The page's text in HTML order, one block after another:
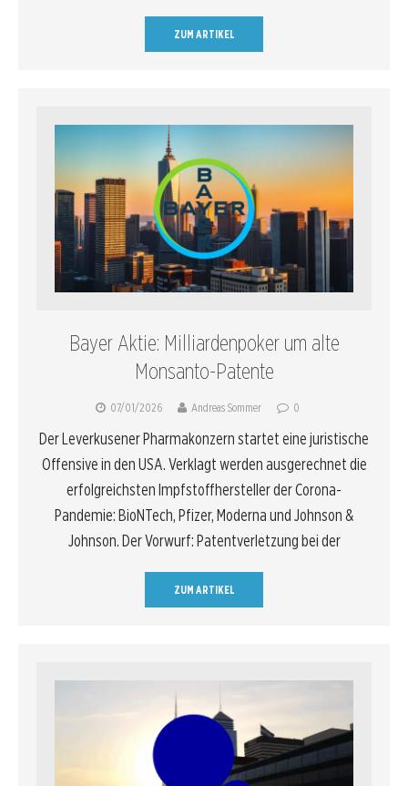
ZUM ARTIKEL
Bayer Aktie: Milliardenpoker um alte
Monsanto-Patente
07/01/2026 Andreas Sommer 0
Der Leverkusener Pharmakonzern startet eine juristische
Offensive in den USA. Verklagt werden ausgerechnet die
erfolgreichsten Impfstoffhersteller der Corona-
Pandemie: BioNTech, Pfizer, Moderna und Johnson &
Johnson. Der Vorwurf: Patentverletzung bei der
ZUM ARTIKEL